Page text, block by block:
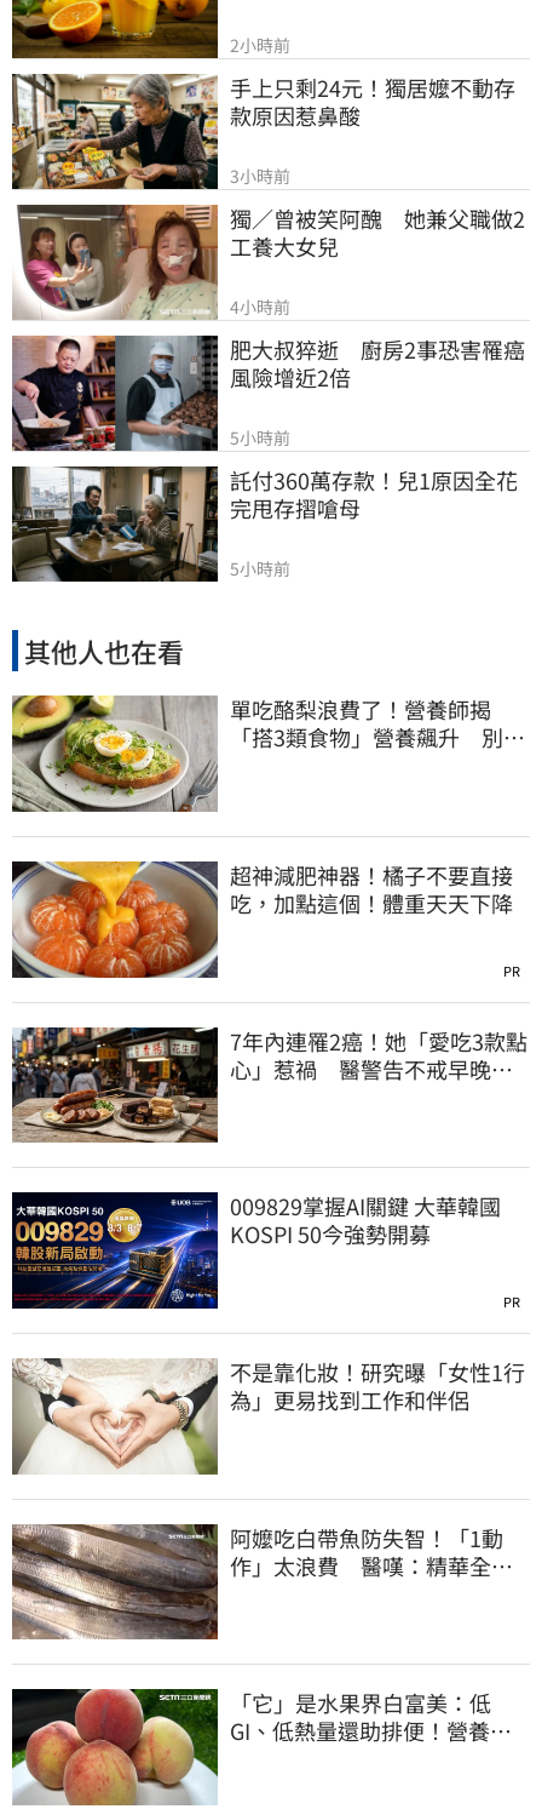
2小時前
手上只剩24元！獨居嬤不動存
款原因惹鼻酸
3小時前
獨／曾被笑阿醜　她兼父職做2
工養大女兒
4小時前
肥大叔猝逝　廚房2事恐害罹癌
風險增近2倍
5小時前
託付360萬存款！兒1原因全花
完甩存摺嗆母
5小時前
其他人也在看
單吃酪梨浪費了！營養師揭
「搭3類食物」營養飆升 別再
超神減肥神器！橘子不要直接
吃，加點這個！體重天天下降
PR
7年內連罹2癌！她「愛吃3款點
心」惹禍 醫警告不戒早晚有
009829掌握AI關鍵 大華韓國
KOSPI 50今強勢開募
PR
不是靠化妝！研究曝「女性1行
為」更易找到工作和伴侶
阿嬤吃白帶魚防失智！「1動
作」太浪費 醫嘆：精華全沒
「它」是水果界白富美：低
GI、低熱量還助排便！營養師